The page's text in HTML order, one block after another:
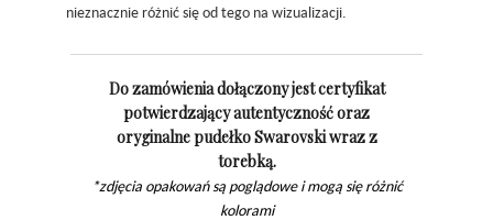
nieznacznie różnić się od tego na wizualizacji.
Do zamówienia dołączony jest certyfikat
potwierdzający autentyczność oraz
oryginalne pudełko Swarovski wraz z
torebką.
*zdjęcia opakowań są poglądowe i mogą się różnić
kolorami